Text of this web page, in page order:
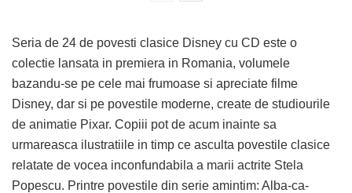
Seria de 24 de povesti clasice Disney cu CD este o
colectie lansata in premiera in Romania, volumele
bazandu-se pe cele mai frumoase si apreciate filme
Disney, dar si pe povestile moderne, create de studiourile
de animatie Pixar. Copiii pot de acum inainte sa
urmareasca ilustratiile in timp ce asculta povestile clasice
relatate de vocea inconfundabila a marii actrite Stela
Popescu. Printre povestile din serie amintim: Alba-ca-